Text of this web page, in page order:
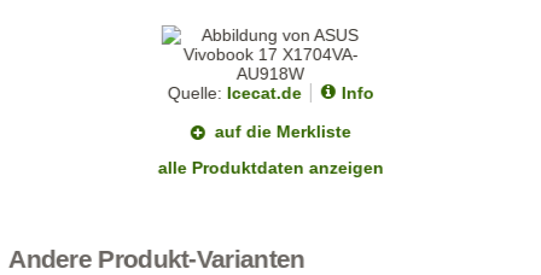
Quelle: Icecat.de
Info
auf die Merkliste
alle Produktdaten anzeigen
Andere Produkt-Varianten